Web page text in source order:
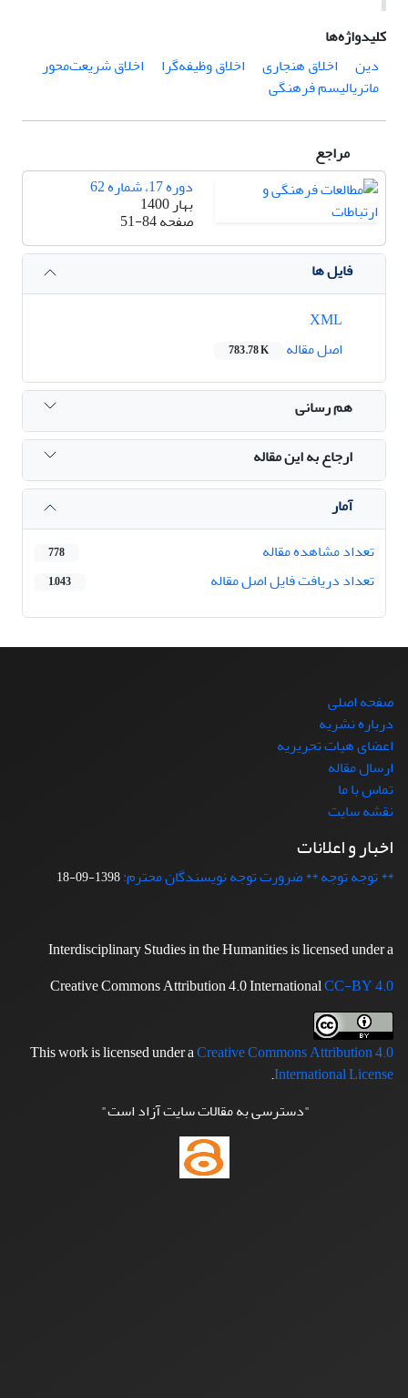
کلیدواژه‌ها
دین
اخلاق هنجاری اخلاق وظیفه‌گرا
اخلاق شریعت‌محور
ماتریالیسم فرهنگی
مراجع
دوره 17، شماره 62
بهار 1400
صفحه51-84
فایل ها
اصل مقاله
783.78 K
هم رسانی
ارجاع به این مقاله
آمار
تعداد مشاهده مقاله
778
تعداد دریافت فایل اصل مقاله 1,043
صفحه اصلی
درباره نشریه
اعضای هیات تحریریه
ارسال مقاله
تماس با ما
نقشه سایت
اخبار و اعلانات
** توجه توجه ** ضرورت توجه نویسندگان محترم:1398-09-18
Interdisciplinary Studies in the Humanities is licensed under a
Creative Commons Attribution 4.0 InternationalCC-BY 4.0
This work is licensed under aCreative Commons Attribution 4.0
International License
.
"دسترسی به مقالات سایت آزاد است"